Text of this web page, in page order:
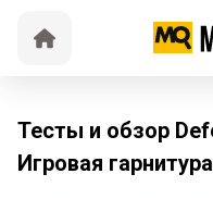
Тесты и обзор
Игровая